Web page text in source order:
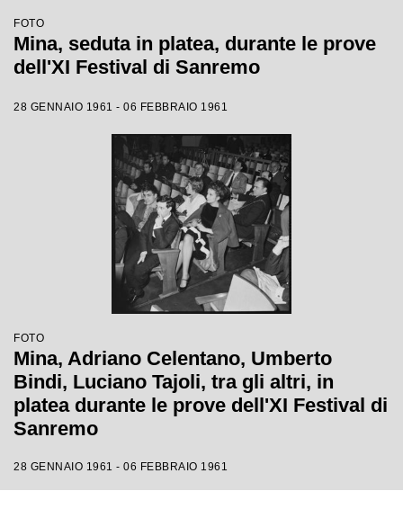
FOTO
Mina, seduta in platea, durante le prove
dell'XI Festival di Sanremo
28 GENNAIO 1961 - 06 FEBBRAIO 1961
FOTO
Mina, Adriano Celentano, Umberto
Bindi, Luciano Tajoli, tra gli altri, in
platea durante le prove dell'XI Festival di
Sanremo
28 GENNAIO 1961 - 06 FEBBRAIO 1961